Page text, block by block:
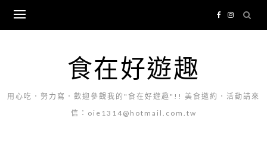
content
食在好遊趣
用心吃．努力寫．歡迎參觀我的"食在好遊趣"!! 美食邀約．活動請來
信：oie1314@hotmail.com.tw